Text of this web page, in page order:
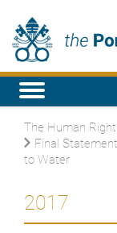
The Human
Final
to Water
2017